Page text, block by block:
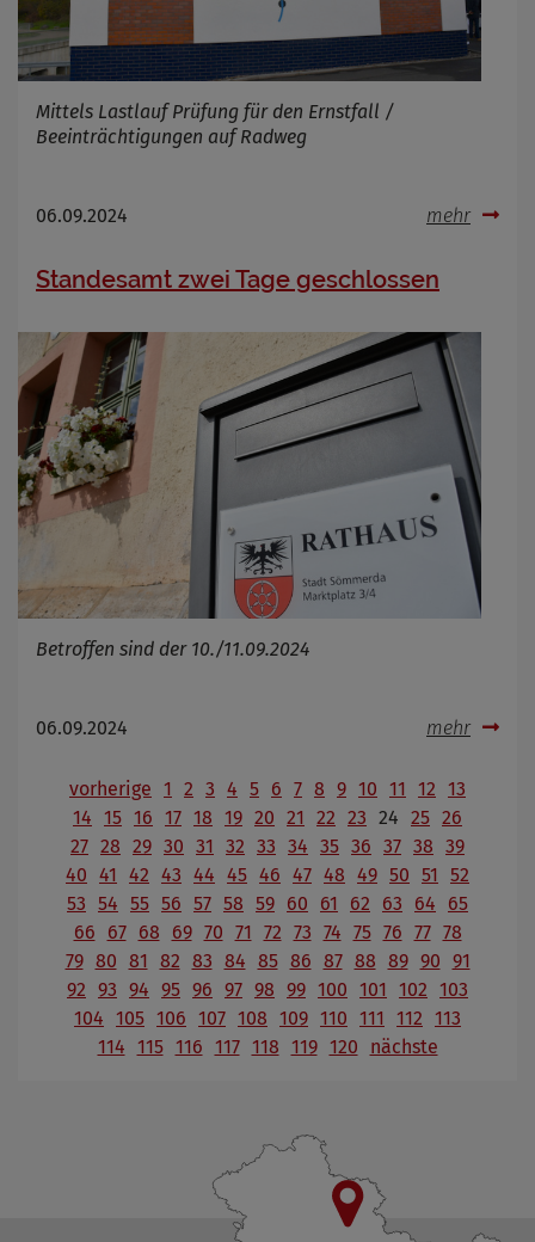
Mittels Lastlauf Prüfung für den Ernstfall /
Beeinträchtigungen auf Radweg
06.09.2024 mehr
Standesamt zwei Tage geschlossen
Betroffen sind der 10./11.09.2024
06.09.2024 mehr
vorherige 1 2 3 4 5 6 7 8 9 10 11 12 13
14 15 16 17 18 19 20 21 22 23 24 25 26
27 28 29 30 31 32 33 34 35 36 37 38 39
40 41 42 43 44 45 46 47 48 49 50 51
52
53 54 55 56 57 58 59 60 61 62 63 64
65
66
67 68 69 70 71 72 73 74 75 76 77 78
79 80 81 82 83 84 85 86 87 88 89 90 91
92 93 94 95 96 97 98 99 100 101 102 103
104 105 106 107 108 109 110 111 112 113
114 115 116 117 118 119 120 nächste